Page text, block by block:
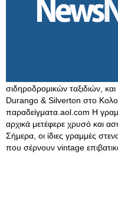
σιδηροδρομικών ταξιδιών,
Durango & Silverton στο
παραδείγματα.aol.com Η
αρχικά μετέφερε χρυσό και
Σήμερα, οι ίδιες γραμμές
που σέρνουν vintage